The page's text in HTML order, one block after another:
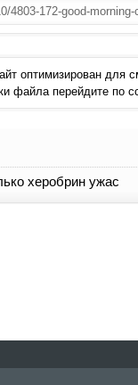
оптимизирован для
файла перейдите по
херобрин ужас